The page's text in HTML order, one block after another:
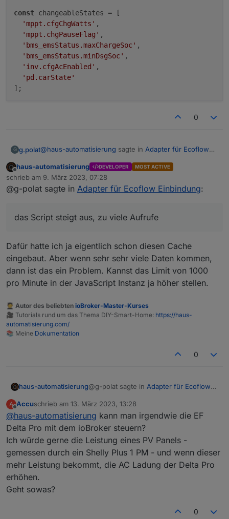
const changeableStates = [
'mppt.cfgChgWatts' ,
'mppt.chgPauseFlag' ,
'bms_emsStatus.maxChargeSoc' ,
'bms_emsStatus.minDsgSoc' ,
'inv.cfgAcEnabled' ,
'pd.carState'
0
G g.polat@haus-automatisierung sagte in Adapter für Ecoflow
@g-polat sagte in
Einbindung:
Kann bitte nochmal jemand für dummy's
erklären wie wie genau die Schaltbefehle
Es wird ein JSON-String auf dem entsprechenden
Topic gepublished. Wie genau der Playload
aussehen muss, findet man am besten raus, wenn
man das/settopic abonniert und dann guckt,
Genauer als hier kann ich es auch nicht erklären:
https://www.youtube.com/watch?
v=ezn0NDc9GAY
Vielen Dank, jetzt habe ich es hinbekommen, einziges
08:06:14.076	error	javascript.0 (9315)
'*/1 * * * *'
const mqttInstance = 'mqtt.0';
const serialNumber = 'R33XXXXXXXXXX';
const userId = '15XXXXXXXXXXXXXXXXXX';
const valueCache = {};
  'inv.cfgAcEnabled',
Offline
haus-automatisierung DEVELOPER MOST ACTIVE
schrieb am 9. März 2023, 07:28
zuletzt editiert von
@g-polat sagte in Adapter für Ecoflow Einbindung:
das Script steigt aus, zu viele Aufrufe
Dafür hatte ich ja eigentlich schon diesen Cache
eingebaut. Aber wenn sehr sehr viele Daten kommen,
dann ist das ein Problem. Kannst das Limit von 1000
pro Minute in der JavaScript Instanz ja höher stellen.
🧑‍🎓 Autor des beliebten ioBroker-Master-Kurses
🎥 Tutorials rund um das Thema DIY-Smart-Home: https://haus-
automatisierung.com/
📚 Meine Dokumentation
0
haus-automatisierung@g-polat sagte in Adapter für Ecoflow
das Script steigt aus, zu viele
Aufrufe
Dafür hatte ich ja eigentlich schon
diesen Cache eingebaut. Aber wenn
sehr sehr viele Daten kommen, dann ist
das ein Problem. Kannst das Limit von
1000 pro Minute in der JavaScript
A
Offline
Accuschrieb am 13. März 2023, 13:28
zuletzt editiert von
@haus-automatisierung kann man irgendwie die EF
Delta Pro mit dem ioBroker steuern?
Ich würde gerne die Leistung eines PV Panels -
gemessen durch ein Shelly Plus 1 PM - und wenn dieser
mehr Leistung bekommt, die AC Ladung der Delta Pro
erhöhen.
Geht sowas?
0